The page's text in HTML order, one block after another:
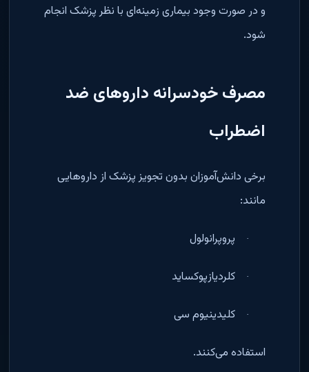
و در صورت وجود بیماری زمینه‌ای با نظر پزشک انجام
شود.
مصرف خودسرانه داروهای ضد
اضطراب
برخی دانش‌آموزان بدون تجویز پزشک از داروهایی
مانند:
· پروپرانولول
· کلردیازپوکساید
· کلیدینیوم سی
استفاده می‌کنند.